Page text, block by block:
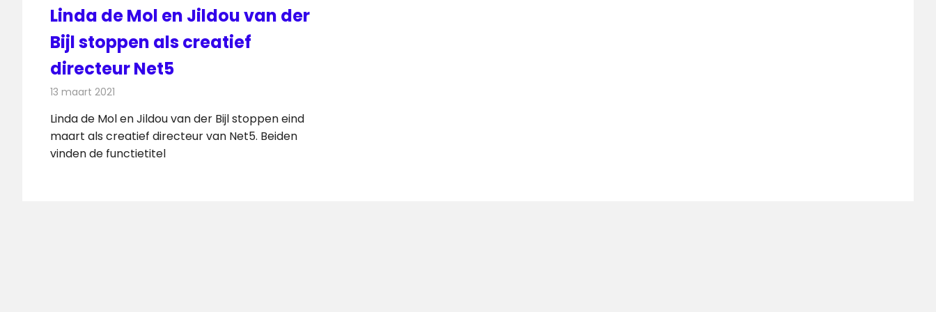
Linda de Mol en Jildou van der
Bijl stoppen als creatief
directeur Net5
13 maart 2021
Linda de Mol en Jildou van der Bijl stoppen eind
maart als creatief directeur van Net5. Beiden
vinden de functietitel